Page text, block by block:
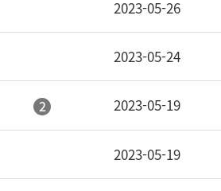
2023-05-26
2023-05-24
2 2023-05-19
2023-05-19